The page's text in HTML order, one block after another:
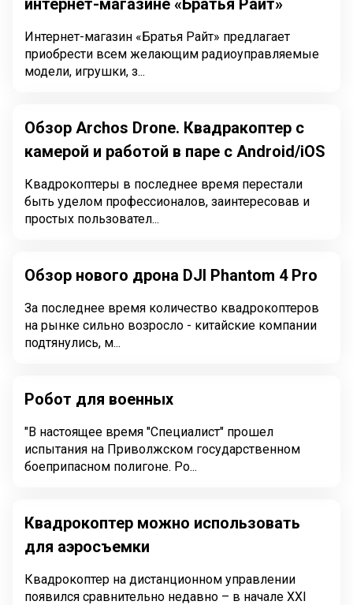
интернет-магазине «Братья Райт»
Интернет-магазин «Братья Райт» предлагает
приобрести всем желающим радиоуправляемые
модели, игрушки, з...
Обзор Archos Drone. Квадракоптер с
камерой и работой в паре с Android/iOS
Квадрокоптеры в последнее время перестали
быть уделом профессионалов, заинтересовав и
простых пользовател...
Обзор нового дрона DJI Phantom 4 Pro
За последнее время количество квадрокоптеров
на рынке сильно возросло - китайские компании
подтянулись, м...
Робот для военных
"В настоящее время "Специалист" прошел
испытания на Приволжском государственном
боеприпасном полигоне. Ро...
Квадрокоптер можно использовать
для аэросъемки
Квадрокоптер на дистанционном управлении
появился сравнительно недавно – в начале XXI